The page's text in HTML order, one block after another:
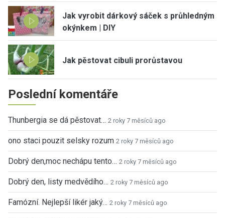
Jak vyrobit dárkový sáček s průhledným
okýnkem | DIY
Jak pěstovat cibuli prorůstavou
Poslední komentáře
Thunbergia se dá pěstovat… 2 roky 7 měsíců ago
ono staci pouzit selsky rozum 2 roky 7 měsíců ago
Dobrý den,moc nechápu tento… 2 roky 7 měsíců ago
Dobrý den, listy medvědího… 2 roky 7 měsíců ago
Famózní. Nejlepší likér jaký… 2 roky 7 měsíců ago